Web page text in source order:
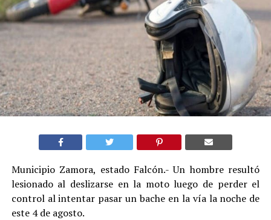
Municipio Zamora, estado Falcón.- Un hombre resultó
lesionado al deslizarse en la moto luego de perder el
control al intentar pasar un bache en la vía la noche de
este 4 de agosto.